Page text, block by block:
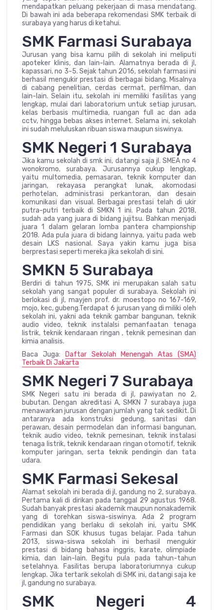
mendapatkan peluang pekerjaan di masa mendatang.
Di bawah ini ada beberapa rekomendasi SMK terbaik di
surabaya yang harus di ketahui.
SMK Farmasi Surabaya
Jurusan yang bisa kamu pilih di sekolah ini meliputi
apoteker klinis, dan lain-lain. Alamatnya berada di jl,
kapassari, no 3-5. Sejak tahun 2016, sekolah farmasi ini
berhasil mengukir prestasi di berbagai bidang. Misalnya
di cabang penelitian, cerdas cermat, perfilman, dan
lain-lain. Selain itu, sekolah ini memiliki fasilitas yang
lengkap, mulai dari laboratorium untuk setiap jurusan,
kelas berbasis multimedia, ruangan full ac dan ada
cctv, hingga bebas akses internet. Selama ini, sekolah
ini sudah meluluskan ribuan siswa maupun siswinya.
SMK Negeri 1 Surabaya
Jika kamu sekolah di smk ini, datangi saja jl. SMEA no 4
wonokromo, surabaya. Jurusannya cukup lengkap,
yaitu multomedia, pemasaran, teknik komputer dan
jaringan, rekayasa perangkat lunak, akomodasi
perhotelan, administrasi perkantoran, dan desain
komunikasi dan visual. Berbagai prestasi telah di ukir
putra-putri terbaik di SMKN 1 ini. Pada tahun 2018,
sudah ada yang juara di bidang jujitsu. Bahkan menjadi
juara 1 dalam gelaran lomba pantera championship
2018. Ada pula juara di bidang lainnya, yaitu pada web
desain LKS nasional. Saya yakin kamu juga bisa
berprestasi seperti mereka jika sekolah di sini.
SMKN 5 Surabaya
Berdiri di tahun 1975, SMK ini merupakan salah satu
sekolah yang sangat populer di surabaya. Sekolah ini
berlokasi di jl, mayjen prof. dr. moestopo no 167-169,
mojo, kec, gubeng.Terdapat 6 jurusan yang di miliki oleh
sekolah ini, yakni ada teknik gambar bangunan, teknik
audio video, teknik instalalsi pemanfaatan tenaga
listrik, teknik kendaraan ringan , teknik pemesinan dan
kimia analisis.
Baca Juga:
Daftar Sekolah Menengah Atas (SMA)
Terbaik Di Jakarta
SMK Negeri 7 Surabaya
SMK Negeri satu ini berada di jl, pawiyatan no 2,
bubutan. Dengan akreditasi A, SMKN 7 surabaya juga
menawarkan jurusan dengan jumlah yang tak sedikit. Di
antaranya ada konstruksi gedung, sanitasi dan
perawan, desain permodelan dan informasi bangunan,
teknik audio video, teknik pemesinan, teknik instalasi
tenaga listrik, teknik kendaraan ringan otomotif, teknik
komputer jaringan, serta teknik pendingin dan tata
udara.
SMK Farmasi Sekesal
Alamat sekolah ini berada di jl, gandung no 2, surabaya.
Pertama kali di dirikan pada tanggal 29 agustus 1968.
Sudah banyak prestasi akademik maupun nonakademik
yang di torehkan siswa-siswinya. Ada 2 program
pendidikan yang berlaku di sekolah ini, yaitu SMK
Farmasi dan SOK khusus tugas belajar. Pada tahun
2013, siswa-siswa sekolah ini berhasil mengukir
prestasi di bidang bahasa inggris, karate, olimpiade
kimia, dan lain-lain. Begitu pula pada tahun-tahun
setelahnya. Fasilitas berupa laboratoriumnya cukup
lengkap. Jika tertarik sekolah di SMK ini, datangi saja ke
jl, gandung no surabaya.
SMK Negeri 4